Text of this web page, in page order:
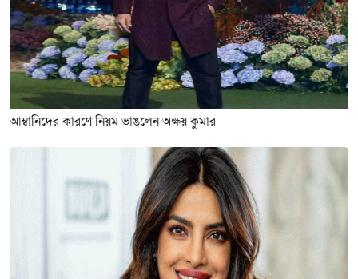
আম্বানিদের কারণে নিয়ম ভাঙলেন অক্ষয় কুমার